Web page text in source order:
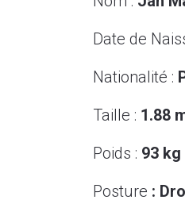
Date de
Nationalité :
Taille : 1.88
Poids : 93 kg
Posture :